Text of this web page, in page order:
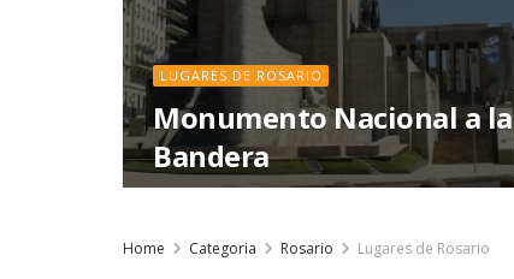
LUGARES DE ROSARIO
Monumento Nacional a la
Bandera
Home Categoria Rosario Lugares de Rosario